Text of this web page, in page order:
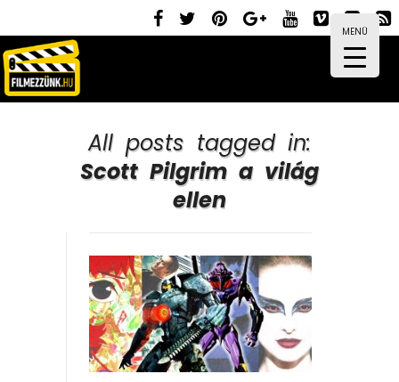
MENÜ
All posts tagged in:
Scott Pilgrim a világ
ellen